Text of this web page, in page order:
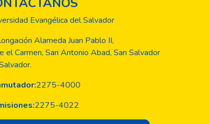
Evangélica del Salvador
Alameda Juan Pablo II,
el Carmen, San Antonio Abad, San Salvador
2275-4000
2275-4022